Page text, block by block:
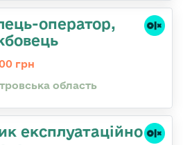
оператор,
грн
область
експлуатаційно